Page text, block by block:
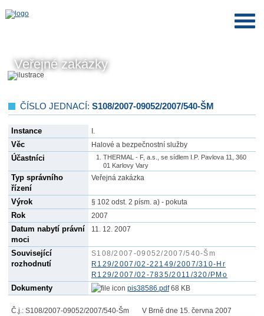
Veřejné zakázky
ČÍSLO JEDNACÍ: S108/2007-09052/2007/540-ŠM
Instance I.
Věc Halové a bezpečnostní služby
Účastníci
THERMAL - F, a.s., se sídlem I.P. Pavlova 11, 360
01 Karlovy Vary
Typ správního
řízení
Veřejná zakázka
Výrok § 102 odst. 2 písm. a) - pokuta
Rok 2007
Datum nabytí právní
moci
11. 12. 2007
Související
rozhodnutí
S108/2007-09052/2007/540-Šm
R129/2007/02-22149/2007/310-Hr
R129/2007/02-7835/2011/320/PMo
Dokumenty pis38586.pdf68 KB
Č.j.: S108/2007-09052/2007/540-Šm V Brně dne 15. června 2007